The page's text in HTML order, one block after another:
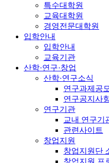
특수대학원
교육대학원
경영전문대학원
입학안내
입학안내
교육기관
산학·연구·창업
산학·연구소식
연구과제공모
연구공지사
연구기관
교내 연구기
관련사이트
창업지원
창업지원단
창업지원 프